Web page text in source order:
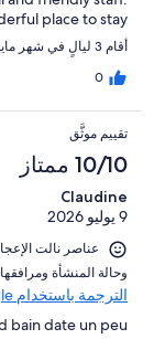
place to stay
أقام 3 ليالٍ في شهر مايو عام 2026
0
تقييم موثَّق
10/10 ممتاز
Claudine
9 يوليو 2026
و⁦حالة المنشأة ومرافقها⁩
الترجمة باستخدام Google
bain date un peu.